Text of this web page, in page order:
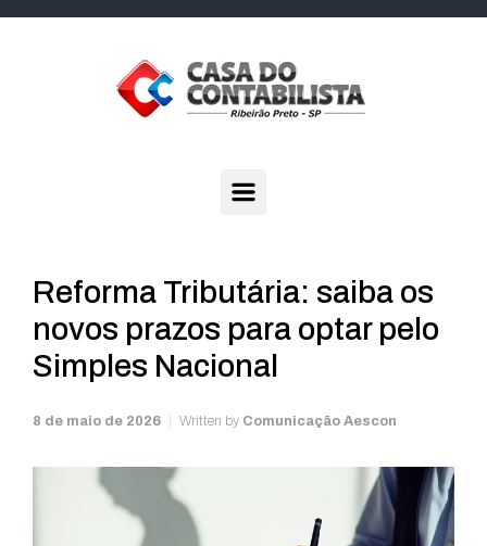
Reforma Tributária: saiba os
novos prazos para optar pelo
Simples Nacional
8 de maio de 2026 Written by Comunicação Aescon